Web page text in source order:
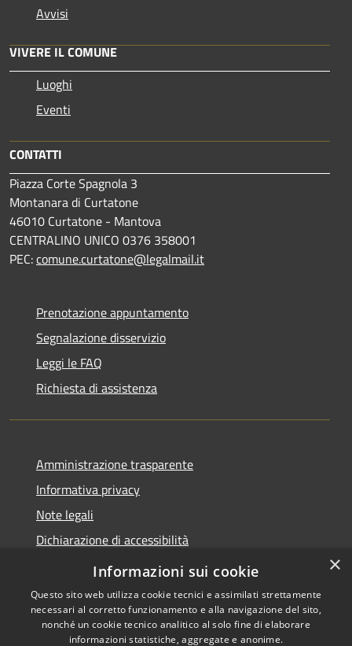
Avvisi
VIVERE IL COMUNE
Luoghi
Eventi
CONTATTI
Piazza Corte Spagnola 3
Montanara di Curtatone
46010 Curtatone - Mantova
CENTRALINO UNICO 0376 358001
PEC:comune.curtatone@legalmail.it
Prenotazione appuntamento
Segnalazione disservizio
Leggi le FAQ
Richiesta di assistenza
Amministrazione trasparente
Informativa privacy
Note legali
Dichiarazione di accessibilità
Meccanismo di Feedback
×
Informazioni sui cookie
Questo sito web utilizza cookie tecnici e assimilati strettamente
necessari al corretto funzionamento e alla navigazione del sito,
nonché un cookie tecnico analitico al solo fine di elaborare
informazioni statistiche, aggregate e anonime.